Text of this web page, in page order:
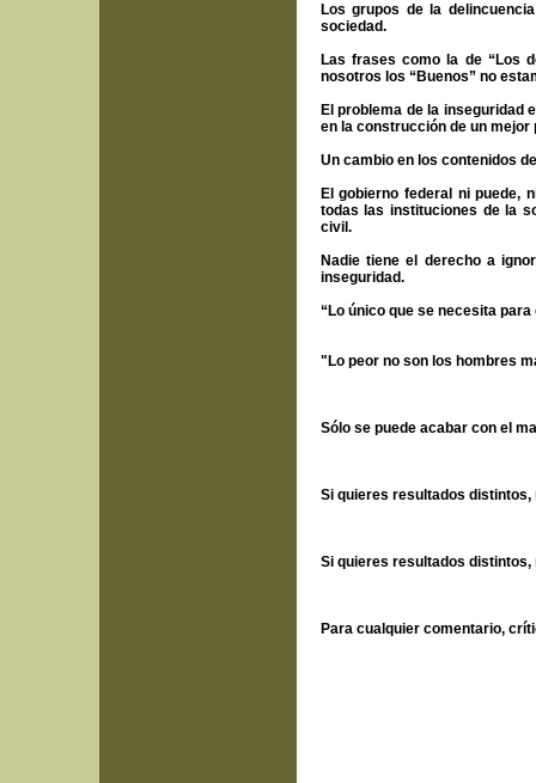
Los grupos de la
sociedad.
Las frases como la de “Los
nosotros los “Buenos” no
El problema de la inseguridad
en la construcción de un mejor
Un cambio en los contenidos
El gobierno federal ni puede,
todas las instituciones de la
civil.
Nadie tiene el derecho a
inseguridad.
“Lo único que se necesita
"Lo peor no son los hombres
Sólo se puede acabar con el
Si quieres resultados
Si quieres resultados
Para cualquier comentario,